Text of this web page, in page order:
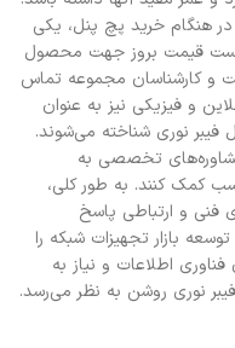
در هنگام خرید پچ پنل، یکی
قیمت بروز جهت محصول
و کارشناسان مجموعه تماس
و فیزیکی نیز به عنوان
نوری شناخته می‌شوند.
مشاوره‌های تخصصی به
کمک کنند. به طور کلی،
فنی و ارتباطی پاسخ
بازار تجهیزات شبکه را
اطلاعات و نیاز به
نوری روشن به نظر می‌رسد.